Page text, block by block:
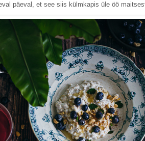
päeval, et see siis külmkapis üle öö